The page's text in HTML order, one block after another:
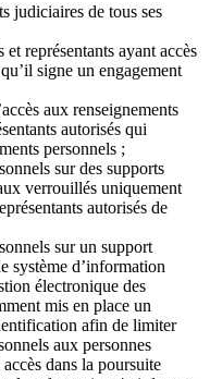
judiciaires de tous ses
représentants ayant accès
signe un engagement
aux renseignements
autorisés qui
personnels ;
sur des supports
verrouillés uniquement
autorisés de
sur un support
système d’information
électronique des
mis en place un
afin de limiter
aux personnes
dans la poursuite